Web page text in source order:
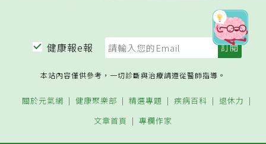
健康報e報
本站內容僅供參考，一切診斷與治療請遵從醫師指導。
關於元氣網 健康聚樂部 精選專題 疾病百科
退休力
文章首頁
專欄作家